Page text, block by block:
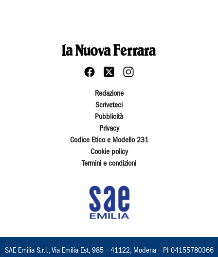
Redazione
Scriveteci
Pubblicità
Privacy
Codice Etico e Modello 231
Cookie policy
Termini e condizioni
SAE Emilia S.r.l., Via Emilia Est, 985 – 41122, Modena – PI 04155780366